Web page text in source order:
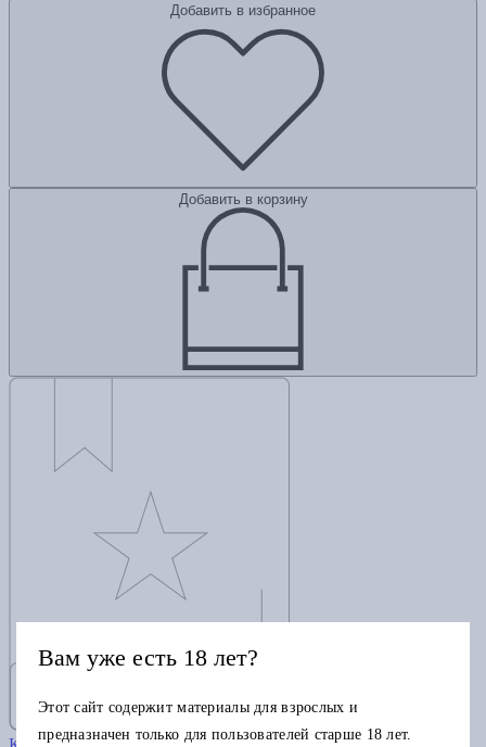
Добавить в избранное
Добавить в корзину
Физика невозможного
Вам уже есть 18 лет?
Этот сайт содержит материалы для взрослых и
предназначен только для пользователей старше 18 лет.